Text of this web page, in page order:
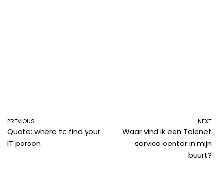
PREVIOUS
Quote: where to find your
IT person
NEXT
Waar vind ik een Telenet
service center in mijn
buurt?